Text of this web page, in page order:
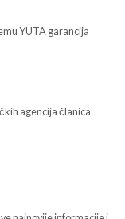
YUTA garancija
agencija članica